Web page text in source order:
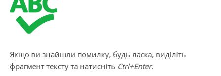
Якщо ви знайшли помилку, будь ласка, виділіть
фрагмент тексту та натисніть Ctrl+Enter.